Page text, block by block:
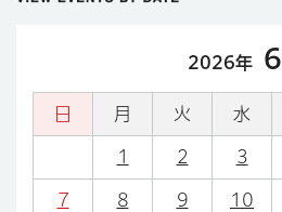
2026年 6
日 月 火 水
1 2 3
7 8 9 10